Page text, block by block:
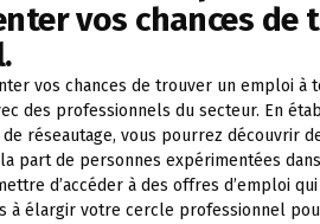
vos chances
vos chances de trouver un emploi à
des professionnels du secteur. En
réseautage, vous pourrez découvrir
part de personnes expérimentées
d’accéder à des offres d’emploi
à élargir votre cercle professionnel